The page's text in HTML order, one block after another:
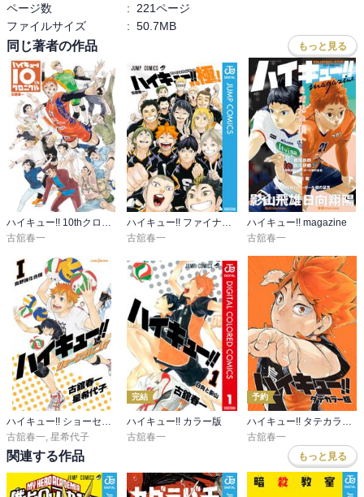
ページ数
:
221ページ
ファイルサイズ
: 50.7MB
同じ著者の作品 もっと見る
ハイキュー!! 10thクロニクル
古舘春一
ハイキュー!! ファイナルガイドブック 排球極！
古舘春一
ハイキュー!! magazine
古舘春一
古舘春一 星希代子
完結
ハイキュー!! カラー版
古舘春一
予約
古舘春一
関連する作品 もっと見る